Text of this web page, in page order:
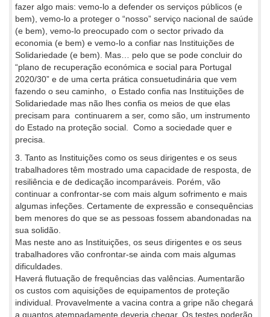
fazer algo mais: vemo-lo a defender os serviços públicos (e
bem), vemo-lo a proteger o “nosso” serviço nacional de saúde
(e bem), vemo-lo preocupado com o sector privado da
economia (e bem) e vemo-lo a confiar nas Instituições de
Solidariedade (e bem). Mas… pelo que se pode concluir do
“plano de recuperação económica e social para Portugal
2020/30” e de uma certa prática consuetudinária que vem
fazendo o seu caminho, o Estado confia nas Instituições de
Solidariedade mas não lhes confia os meios de que elas
precisam para continuarem a ser, como são, um instrumento
do Estado na proteção social. Como a sociedade quer e
precisa.
3. Tanto as Instituições como os seus dirigentes e os seus
trabalhadores têm mostrado uma capacidade de resposta, de
resiliência e de dedicação incomparáveis. Porém, vão
continuar a confrontar-se com mais algum sofrimento e mais
algumas infeções. Certamente de expressão e consequências
bem menores do que se as pessoas fossem abandonadas na
sua solidão.
Mas neste ano as Instituições, os seus dirigentes e os seus
trabalhadores vão confrontar-se ainda com mais algumas
dificuldades.
Haverá flutuação de frequências das valências. Aumentarão
os custos com aquisições de equipamentos de proteção
individual. Provavelmente a vacina contra a gripe não chegará
a quantos atempadamente deveria chegar. Os testes poderão